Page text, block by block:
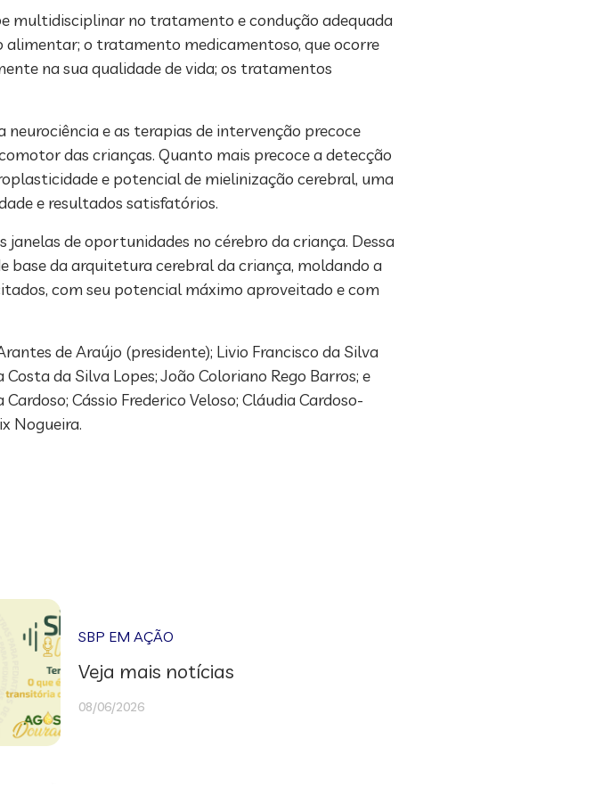
multidisciplinar no tratamento e condução adequada
alimentar; o tratamento medicamentoso, que ocorre
na sua qualidade de vida; os tratamentos
e as terapias de intervenção precoce
das crianças. Quanto mais precoce a detecção
e potencial de mielinização cerebral, uma
e resultados satisfatórios.
de oportunidades no cérebro da criança. Dessa
base da arquitetura cerebral da criança, moldando a
com seu potencial máximo aproveitado e com
de Araújo (presidente); Livio Francisco da Silva
da Silva Lopes; João Coloriano Rego Barros; e
Cássio Frederico Veloso; Cláudia Cardoso-
Nogueira.
SBP EM AÇÃO
Veja mais notícias
08/06/2026